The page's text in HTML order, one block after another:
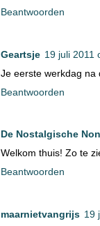
Beantwoorden
Geartsje 19 juli 2011
Je eerste werkdag na
Beantwoorden
De Nostalgische
Welkom thuis! Zo te
Beantwoorden
maarnietvangrijs 19